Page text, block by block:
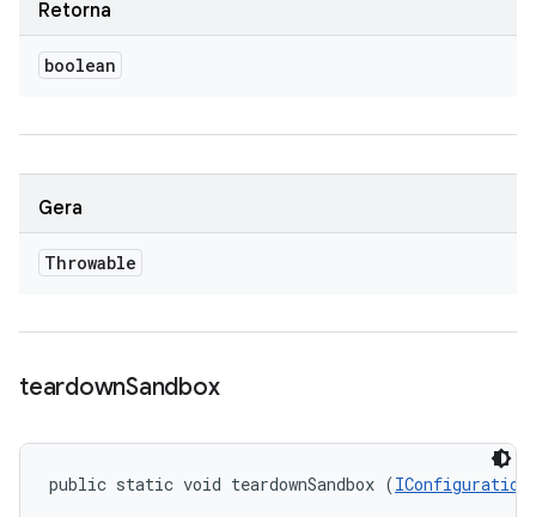
Retorna
boolean
Gera
Throwable
teardownSandbox
public static void teardownSandbox (IConfiguration